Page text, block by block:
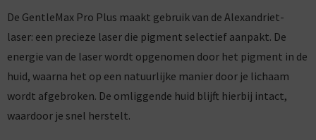
De GentleMax Pro Plus maakt gebruik van de Alexandriet-
laser: een precieze laser die pigment selectief aanpakt. De
energie van de laser wordt opgenomen door het pigment in de
huid, waarna het op een natuurlijke manier door je lichaam
wordt afgebroken. De omliggende huid blijft hierbij intact,
waardoor je snel herstelt.